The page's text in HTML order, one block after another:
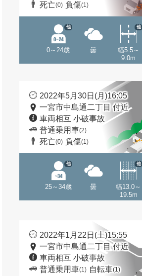
死亡(0) 負傷(1)
0～24歳
他
曇
幅5.5～
9.0m
他
2022年5月30日(月)16:05
一宮市中島通二丁目 付近
車両相互 小破事故
普通乗用車(2)
死亡(0) 負傷(1)
25～34歳
他
曇
幅13.0～
19.5m
他
2022年1月22日(土)15:55
一宮市中島通二丁目 付近
車両相互 小破事故
普通乗用車(1) 自転車(1)